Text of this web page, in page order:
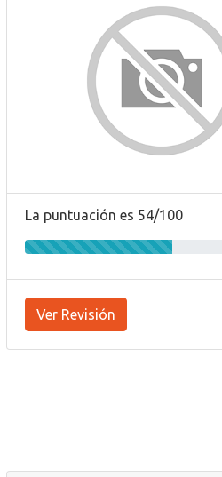
La puntuación es 54/100
Ver Revisión